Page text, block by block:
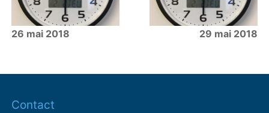
26 mai 2018 29 mai 2018
Contact